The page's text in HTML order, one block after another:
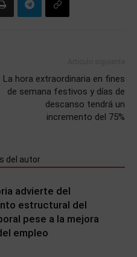
La hora extraordinaria en fines
de semana festivos y días de
descanso tendrá un
incremento del 75%
del autor
advierte del
estructural del
pese a la mejora
empleo